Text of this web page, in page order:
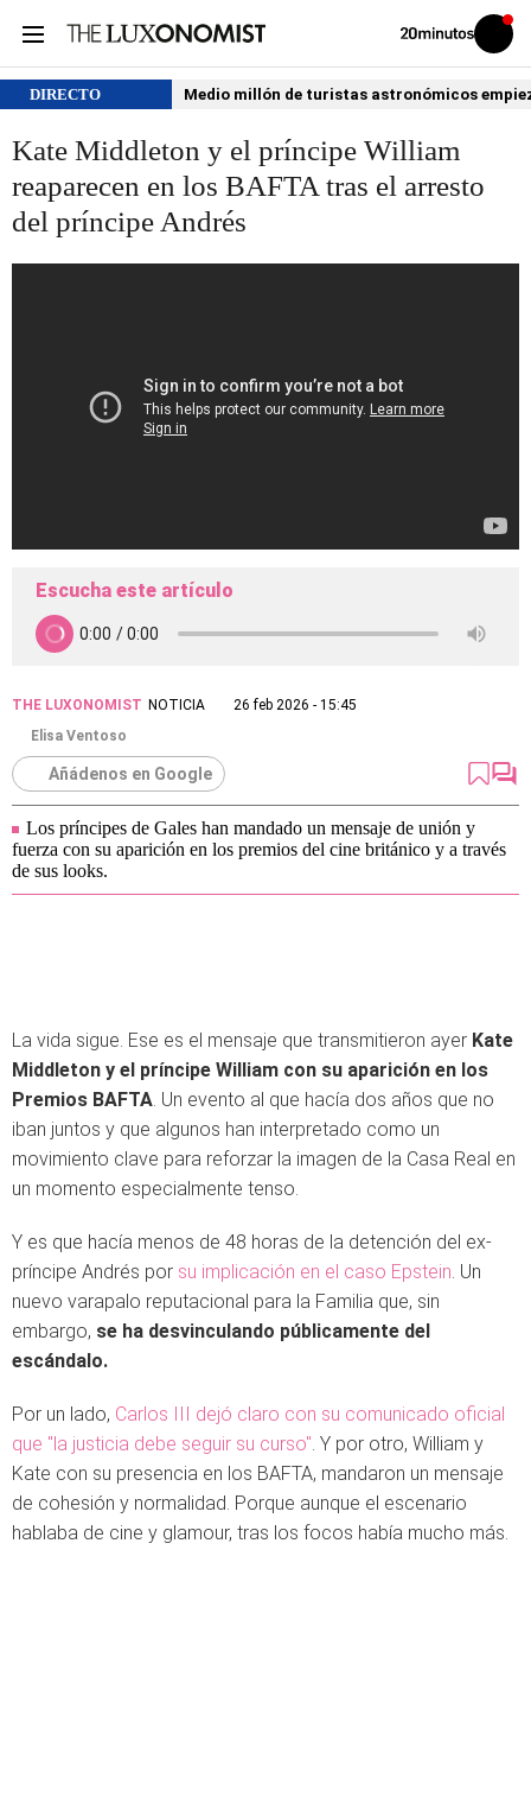
Volver
Iniciar
sesión
DIRECTO Medio millón de turistas astronómicos
Kate Middleton y el príncipe William
reaparecen en los BAFTA tras el arresto
del príncipe Andrés
Escucha este artículo
THE LUXONOMIST NOTICIA
26 feb 2026 - 15:45
Elisa Ventoso
Añádenos en Google
Los príncipes de Gales han mandado un mensaje de unión y
fuerza con su aparición en los premios del cine británico y a través
de sus looks.
La vida sigue. Ese es el mensaje que transmitieron ayer Kate
Middleton y el príncipe William con su aparición en los
Premios BAFTA . Un evento al que hacía dos años que no
iban juntos y que algunos han interpretado como un
movimiento clave para reforzar la imagen de la Casa Real en
un momento especialmente tenso.
Y es que hacía menos de 48 horas de la detención del ex-
príncipe Andrés por su implicación en el caso Epstein . Un
nuevo varapalo reputacional para la Familia que, sin
embargo, se ha desvinculando públicamente del
escándalo.
Por un lado, Carlos III dejó claro con su comunicado oficial
que "la justicia debe seguir su curso" . Y por otro, William y
Kate con su presencia en los BAFTA, mandaron un mensaje
de cohesión y normalidad. Porque aunque el escenario
hablaba de cine y glamour, tras los focos había mucho más.